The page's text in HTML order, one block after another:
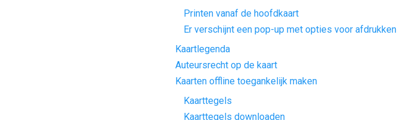
Printen vanaf de hoofdkaart
Er verschijnt een pop-up met opties voor afdrukken
Kaartlegenda
Auteursrecht op de kaart
Kaarten offline toegankelijk maken
Kaarttegels
Kaarttegels downloaden